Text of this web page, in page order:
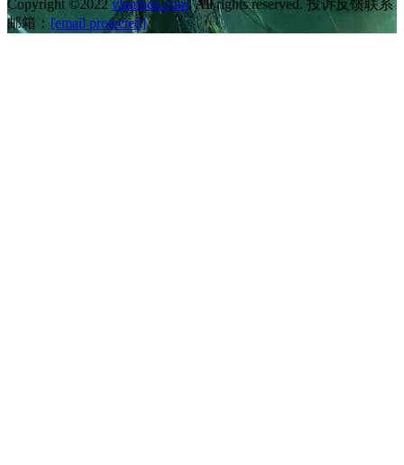
Copyright ©2022 vlambda.com. All rights reserved. 投诉反馈联系
邮箱： [email protected]